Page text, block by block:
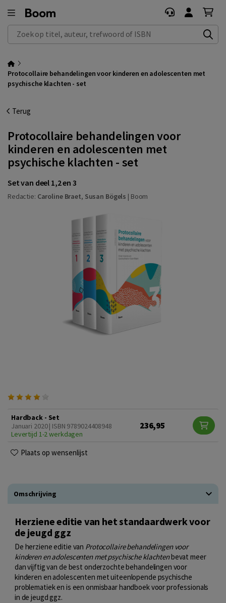
Zoek op titel, auteur, trefwoord of ISBN
Protocollaire behandelingen voor kinderen en adolescenten met
psychische klachten - set
Terug
Protocollaire behandelingen voor
kinderen en adolescenten met
psychische klachten - set
Set van deel 1,2 en 3
Redactie: Caroline Braet, Susan Bögels | Boom
Hardback - Set
Januari 2020 | ISBN 9789024408948
Levertijd 1-2 werkdagen
236,95
Plaats op wensenlijst
Omschrijving
Herziene editie van het standaardwerk voor
de jeugd ggz
De herziene editie van Protocollaire behandelingen voor
kinderen en adolescenten met psychische klachtenbevat meer
dan vijftig van de best onderzochte behandelingen voor
kinderen en adolescenten met uiteenlopende psychische
problematiek en is een onmisbaar handboek voor professionals
in de jeugd ggz.